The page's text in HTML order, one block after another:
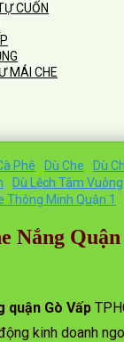
CUỐN
MÁI CHE
Phê Dù Che Dù
Dù Lệch Tâm Vuông
Thông Minh Quận 1
Nắng
quận Gò Vấp
kinh doanh